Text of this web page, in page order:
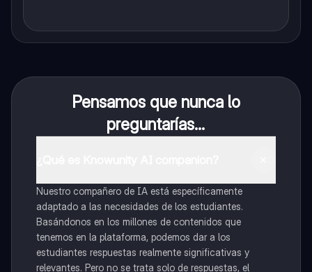
Pensamos que nunca lo
preguntarías...
Nuestro compañero de IA está específicamente
adaptado a las necesidades de los estudiantes.
Basándonos en los millones de contenidos que
tenemos en la plataforma, podemos dar a los
estudiantes respuestas realmente significativas y
relevantes. Pero no se trata solo de respuestas, el